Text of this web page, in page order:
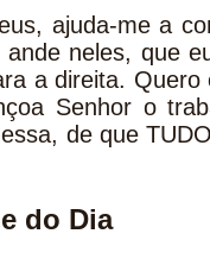
ajuda-me a
neles, que
a direita.
Senhor o
de que
do Dia